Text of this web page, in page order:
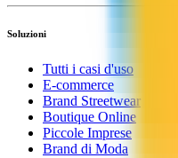
Soluzioni
Tutti i casi d'uso
E-commerce
Brand Streetwear
Boutique Online
Piccole Imprese
Brand di Moda